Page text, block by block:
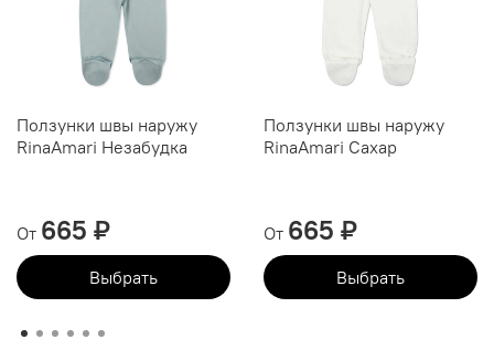
Ползунки швы наружу
RinaAmari Незабудка
От 665 ₽
Выбрать
Ползунки швы наружу
RinaAmari Сахар
От 665 ₽
Выбрать